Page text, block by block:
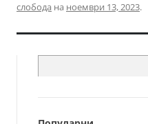
слобода на ноември 13, 2023.
за: